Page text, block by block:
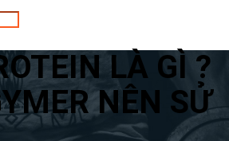
LÀ GÌ ?
NÊN SỬ